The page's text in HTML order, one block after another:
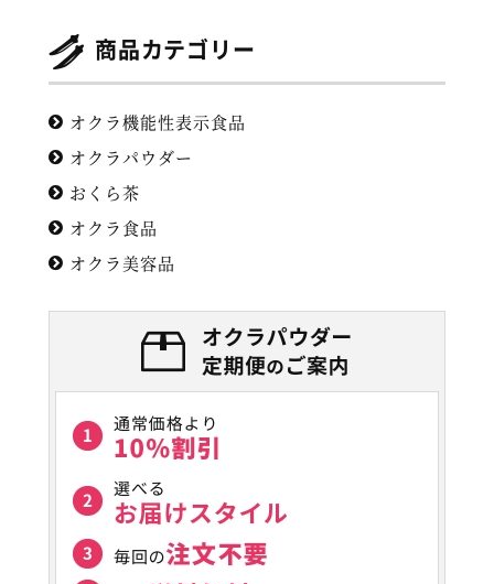
商品カテゴリー
オクラ機能性表示食品
オクラパウダー
おくら茶
オクラ食品
オクラ美容品